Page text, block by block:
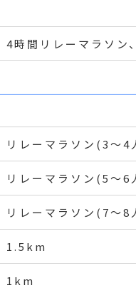
4時間リレーマラソン
リレーマラソン(3～4
リレーマラソン(5～6
リレーマラソン(7～8
1.5km
1km